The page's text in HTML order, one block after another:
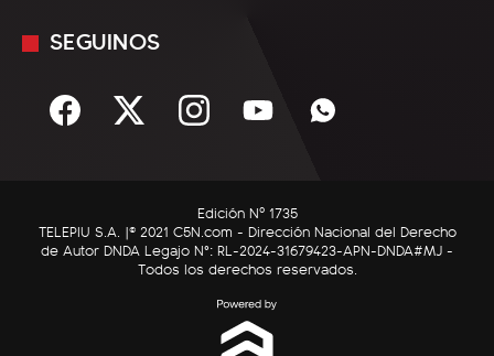
Sociedad
C5N Autos
RatingCero
Mediakit
Términos y condiciones
SEGUINOS
Edición Nº 1735
TELEPIU S.A. |© 2021 C5N.com - Dirección Nacional del Derecho
de Autor DNDA Legajo N°: RL-2024-31679423-APN-DNDA#MJ -
Todos los derechos reservados.